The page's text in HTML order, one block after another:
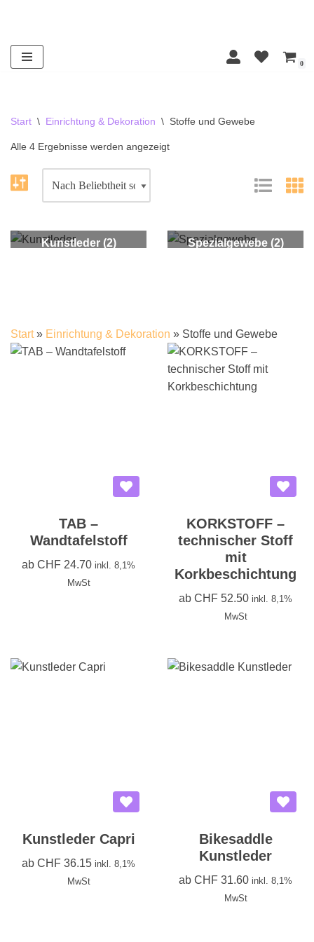
Inhalt
0
Start \ Einrichtung & Dekoration \ Stoffe und Gewebe
Alle 4 Ergebnisse werden angezeigt
Kunstleder (2) Spezialgewebe (2)
Start» Einrichtung & Dekoration » Stoffe und Gewebe
TAB –
Wandtafelstoff
ab CHF 24.70 inkl. 8,1%
MwSt
KORKSTOFF –
technischer Stoff
mit
Korkbeschichtung
ab CHF 52.50 inkl. 8,1%
MwSt
Kunstleder Capri
ab CHF 36.15 inkl. 8,1%
MwSt
Bikesaddle
Kunstleder
ab CHF 31.60 inkl. 8,1%
MwSt